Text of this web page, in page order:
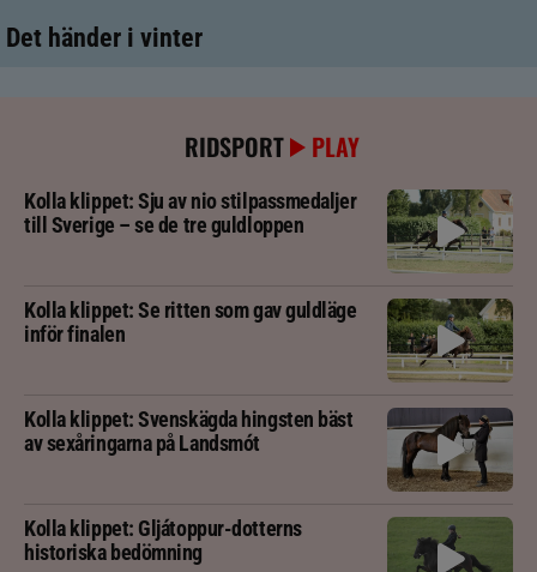
Det händer i vinter
RIDSPORT PLAY
Kolla klippet: Sju av nio stilpassmedaljer
till Sverige – se de tre guldloppen
Kolla klippet: Se ritten som gav guldläge
inför finalen
Kolla klippet: Svenskägda hingsten bäst
av sexåringarna på Landsmót
Kolla klippet: Gljátoppur-dotterns
historiska bedömning